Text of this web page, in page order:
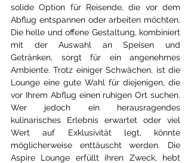
solide Option für Reisende, die vor dem
Abflug entspannen oder arbeiten möchten.
Die helle und offene Gestaltung, kombiniert
mit der Auswahl an Speisen und
Getränken, sorgt für ein angenehmes
Ambiente. Trotz einiger Schwächen, ist die
Lounge eine gute Wahl für diejenigen, die
vor Ihrem Abflug einen ruhigen Ort suchen.
Wer jedoch ein herausragendes
kulinarisches Erlebnis erwartet oder viel
Wert auf Exklusivität legt, könnte
möglicherweise enttäuscht werden. Die
Aspire Lounge erfüllt ihren Zweck, hebt